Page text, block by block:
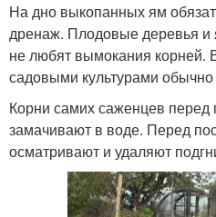
На дно выкопанных ям
дренаж. Плодовые деревья и
не любят вымокания корней.
садовыми культурами обычно
Корни самих саженцев перед
замачивают в воде. Перед
осматривают и удаляют